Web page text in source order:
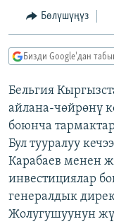
БҮГҮН АЗАТТЫКТА
ДАНИСТЕ
АЗАТТЫК+
ЫҢГАЙСЫЗ СУРООЛОР
ПОДКАСТ
ОНЛАЙН ШЕРИНЕ
ЭЕ/АРнун
Бөлүшүңүз
Бизди Google'дан
Бельгия
айлана-чөйрөнү
боюнча
Бул тууралуу
Карабаев менен
инвестициялар
генералдык
Жолугушуунун